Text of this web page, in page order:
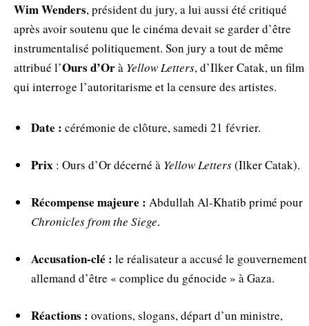
Wim Wenders, président du jury, a lui aussi été critiqué
après avoir soutenu que le cinéma devait se garder d’être
instrumentalisé politiquement. Son jury a tout de même
attribué l’Ours d’Orà Yellow Letters, d’Ilker Catak, un film
qui interroge l’autoritarisme et la censure des artistes.
Date : cérémonie de clôture, samedi 21 février.
Prix : Ours d’Or décerné à Yellow Letters(Ilker Catak).
Récompense majeure : Abdullah Al‑Khatib primé pour
Chronicles from the Siege.
Accusation-clé : le réalisateur a accusé le gouvernement
allemand d’être « complice du génocide » à Gaza.
Réactions : ovations, slogans, départ d’un ministre,